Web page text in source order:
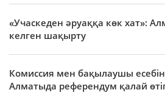
«Учаскеден әруаққа көк хат»:
келген шақырту
Комиссия мен бақылаушы
Алматыда референдум қалай